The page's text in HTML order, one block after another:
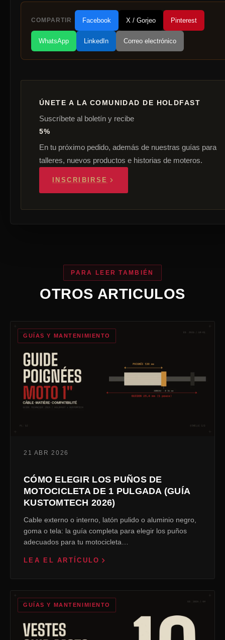
COMPARTIR Facebook X / Gorjeo Pinterest
WhatsApp LinkedIn Correo electrónico
ÚNETE A LA COMUNIDAD DE HOLDFAST
Suscríbete al boletín y recibe
5%
En tu próximo pedido, además de nuestras guías para
talleres, nuevos productos e historias de moteros.
INSCRIBIRSE
PARA LEER TAMBIÉN
OTROS ARTICULOS
GUÍAS Y MANTENIMIENTO
21 ABR 2026
CÓMO ELEGIR LOS PUÑOS DE
MOTOCICLETA DE 1 PULGADA (GUÍA
KUSTOMTECH 2026)
Cable externo o interno, latón pulido o aluminio negro,
goma o tela: la guía completa para elegir los puños
adecuados para tu motocicleta…
LEA EL ARTÍCULO
GUÍAS Y MANTENIMIENTO